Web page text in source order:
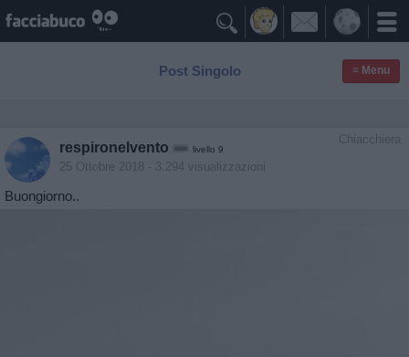

Post Singolo ≡ Menu
Chiacchiera
respironelvento livello 9
25 Ottobre 2018 - 3.294 visualizzazioni
Buongiorno..